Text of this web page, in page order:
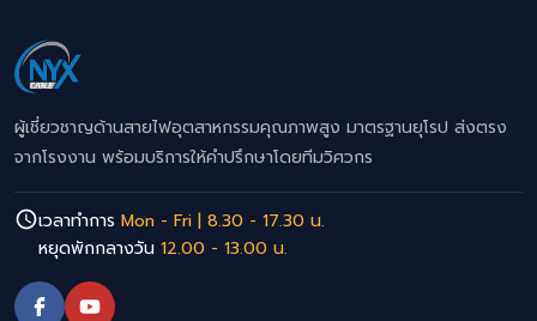
ผู้เชี่ยวชาญด้านสายไฟอุตสาหกรรมคุณภาพสูง มาตรฐานยุโรป ส่งตรง
จากโรงงาน พร้อมบริการให้คำปรึกษาโดยทีมวิศวกร
เวลาทำการ Mon - Fri | 8.30 - 17.30 น.
หยุดพักกลางวัน 12.00 - 13.00 น.